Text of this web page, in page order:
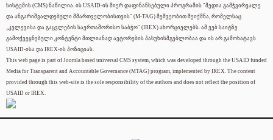
სისტემის (CMS) ნაწილია. ის USAID-ის მიერ დაფინანსებული პროგრამის "მედია გამჭვირვალე
და ანგარიშვალდებული მმართველობისთვის" (M-TAG) მეშვეობით შეიქმნა, რომელსაც
„კვლევისა და გაცვლების საერთაშორისო საბჭო" (IREX) ახორციელებს. ამ ვებ საიტზე
გამოქვეყნებული კონტენტი მთლიანად ავტორების პასუხისმგებლობაა და ის არ გამოხატავს
USAID-ისა და IREX-ის პოზიციას.
This web page is part of Joomla based universal CMS system, which was developed through the USAID funded
Media for Transparent and Accountable Governance (MTAG) program, implemented by IREX. The content
provided through this web-site is the sole responsibility of the authors and does not reflect the position of
USAID or IREX.